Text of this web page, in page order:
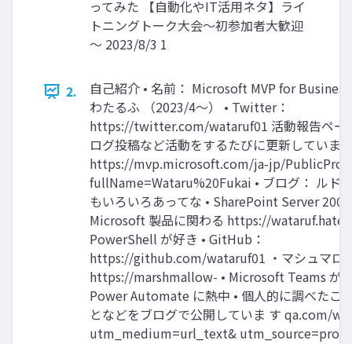
ってみた 【自動化やIT活用ネタ】ライ
トニングトーク大会～初参加者大歓迎
～ 2023/8/3 1
2.
自己紹介 • 名前： Microsoft MVP for
わたるふ （2023/4～） • Twitter：
https://twitter.com/wataruf01 活動報告ペー
ログ投稿など活動をするたびに更新していま
https://mvp.microsoft.com/ja-jp/
fullName=Wataru%20Fukai • ブログ： ルド
もいろいろあってな • SharePoint Server
Microsoft 製品に関わる https://
PowerShell が好き • GitHub：
https://github.com/wataruf01 ・マシュマロ
https://marshmallow- • Microsoft Teams が
Power Automate に熱中 • 個人的に調べたこ
となどをブログで公開していま す qa.com/
utm_medium=url_text&